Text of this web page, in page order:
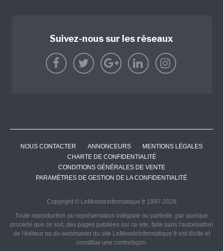
Suivez-nous sur les réseaux
NOUS CONTACTER ANNONCEURS
MENTIONS LÉGALES
CHARTE DE CONFIDENTIALITÉ
CONDITIONS GÉNÉRALES DE VENTE
PARAMÈTRES DE GESTION DE LA CONFIDENTIALITÉ
Copyright © LeMondeInformatique.fr 1997-2026
Toute reproduction ou représentation intégrale ou partielle, par quelque
procédé que ce soit, des pages publiées sur ce site, faite sans l'autorisation
de l'éditeur ou du webmaster du site LeMondeInformatique.fr est illicite et
constitue une contrefaçon.